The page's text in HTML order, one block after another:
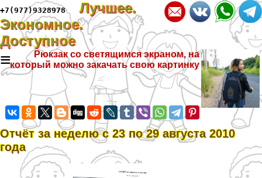
+7(977)9328978
Лучшее.
Экономное.
Доступное
≡
Рюкзак со светящимся экраном, на
который можно закачать свою картинку
Отчёт за неделю с 23 по 29 августа 2010
года